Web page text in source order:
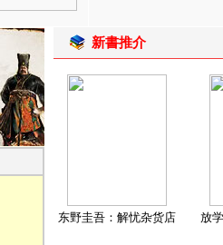
新書推介
东野圭吾：解忧杂货店 放